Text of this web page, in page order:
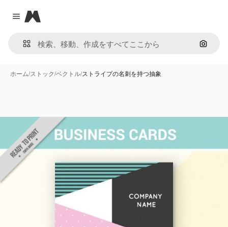
Close menu
Magnific
画像で
ホーム/ストック/ベクトル/ストライプの名刺を持つ抽象